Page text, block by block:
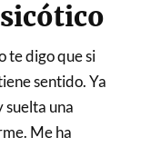
te digo que si
sentido. Ya
suelta una
Me ha